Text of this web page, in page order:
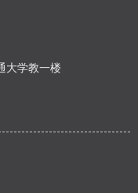
大学教一楼